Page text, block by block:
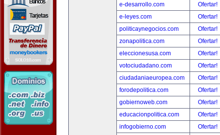
e-desarrollo.com
Ofertar!
e-leyes.com
Ofertar!
politicaynegocios.com
Ofertar!
zonapolitica.com
Ofertar!
eleccionesusa.com
Ofertar!
votociudadano.com
Ofertar!
ciudadaniaeuropea.com
Ofertar!
forodepolitica.com
Ofertar!
gobiernoweb.com
Ofertar!
educacionpolitica.com
Ofertar!
infogobierno.com
Ofertar!